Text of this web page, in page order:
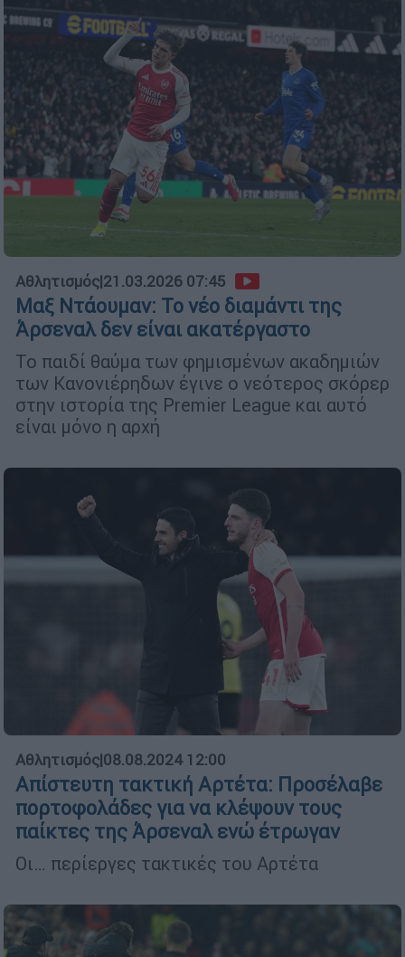
Αθλητισμός|21.03.2026 07:45
Μαξ Ντάουμαν: Το νέο διαμάντι της
Άρσεναλ δεν είναι ακατέργαστο
Το παιδί θαύμα των φημισμένων ακαδημιών
των Kανονιέρηδων έγινε ο νεότερος σκόρερ
στην ιστορία της Premier League και αυτό
είναι μόνο η αρχή
Αθλητισμός|08.08.2024 12:00
Απίστευτη τακτική Αρτέτα: Προσέλαβε
πορτοφολάδες για να κλέψουν τους
παίκτες της Άρσεναλ ενώ έτρωγαν
Οι… περίεργες τακτικές του Αρτέτα